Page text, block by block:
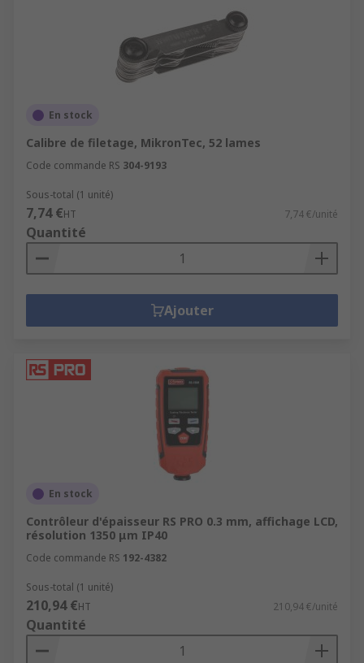
En stock
Calibre de filetage, MikronTec, 52 lames
Code commande RS 304-9193
Sous-total (1 unité)
7,74 €HT 7,74 €/unité
Quantité
Ajouter
En stock
Contrôleur d'épaisseur RS PRO 0.3 mm, affichage LCD,
résolution 1350 μm IP40
Code commande RS 192-4382
Sous-total (1 unité)
210,94 €HT 210,94 €/unité
Quantité